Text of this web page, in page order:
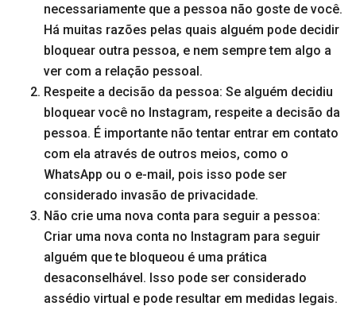
necessariamente que a pessoa não goste de você.
Há muitas razões pelas quais alguém pode decidir
bloquear outra pessoa, e nem sempre tem algo a
ver com a relação pessoal.
Respeite a decisão da pessoa: Se alguém decidiu
bloquear você no Instagram, respeite a decisão da
pessoa. É importante não tentar entrar em contato
com ela através de outros meios, como o
WhatsApp ou o e-mail, pois isso pode ser
considerado invasão de privacidade.
Não crie uma nova conta para seguir a pessoa:
Criar uma nova conta no Instagram para seguir
alguém que te bloqueou é uma prática
desaconselhável. Isso pode ser considerado
assédio virtual e pode resultar em medidas legais.